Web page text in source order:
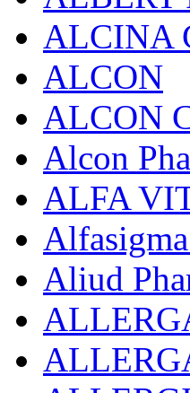
ALCINA
ALCON
ALCON
Alcon
ALFA
Aliud